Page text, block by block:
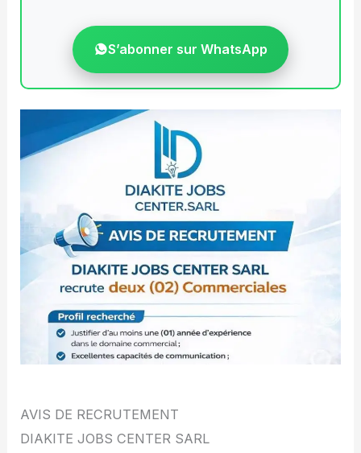
S’abonner sur WhatsApp
AVIS DE RECRUTEMENT
DIAKITE JOBS CENTER SARL